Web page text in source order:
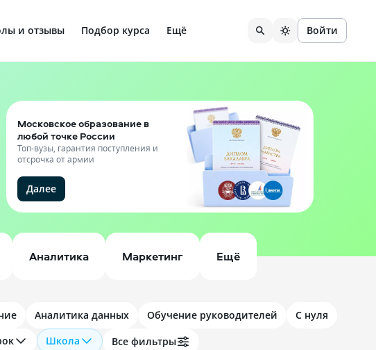
и отзывы Подбор курса Ещё Войти
Московское образование в
любой точке России
Топ-вузы, гарантия поступления и
отсрочка от армии
Далее
Аналитика Маркетинг Ещё
Аналитика данных Обучение руководителей
С нуля
Школа Все фильтры